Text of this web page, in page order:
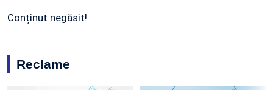
Conținut negăsit!
Reclame